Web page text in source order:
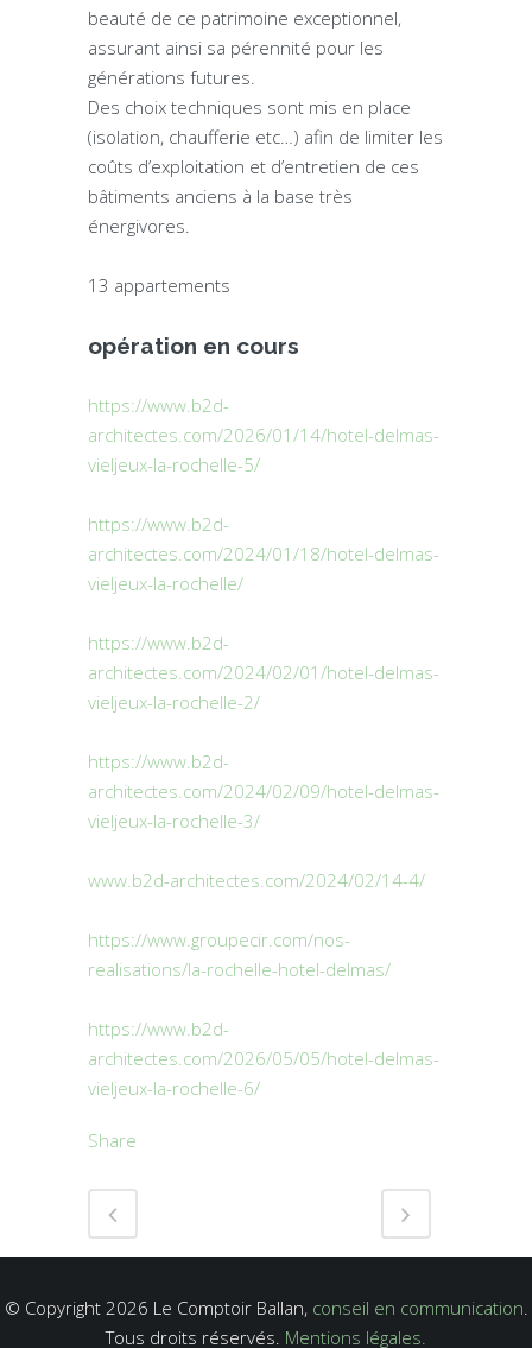
beauté de ce patrimoine exceptionnel,
assurant ainsi sa pérennité pour les
générations futures.
Des choix techniques sont mis en place
(isolation, chaufferie etc…) afin de limiter les
coûts d’exploitation et d’entretien de ces
bâtiments anciens à la base très
énergivores.
13 appartements
opération en cours
https://www.b2d-
architectes.com/2026/01/14/hotel-delmas-
vieljeux-la-rochelle-5/
https://www.b2d-
architectes.com/2024/01/18/hotel-delmas-
vieljeux-la-rochelle/
https://www.b2d-
architectes.com/2024/02/01/hotel-delmas-
vieljeux-la-rochelle-2/
https://www.b2d-
architectes.com/2024/02/09/hotel-delmas-
vieljeux-la-rochelle-3/
www.b2d-architectes.com/2024/02/14-4/
https://www.groupecir.com/nos-
realisations/la-rochelle-hotel-delmas/
https://www.b2d-
architectes.com/2026/05/05/hotel-delmas-
vieljeux-la-rochelle-6/
Share
© Copyright 2026 Le Comptoir Ballan, conseil en communication.
Tous droits réservés. Mentions légales.